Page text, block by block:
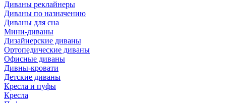
Диваны реклайнеры
Диваны по назначению
Диваны для сна
Мини-диваны
Дизайнерские диваны
Ортопедические диваны
Офисные диваны
Дивны-кровати
Детские диваны
Кресла и пуфы
Кресла